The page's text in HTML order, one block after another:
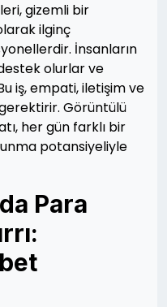
gizemli bir
ilginç
İnsanların
olurlar ve
iş, empati, iletişim ve
Görüntülü
her gün farklı bir
potansiyeliyle
Para